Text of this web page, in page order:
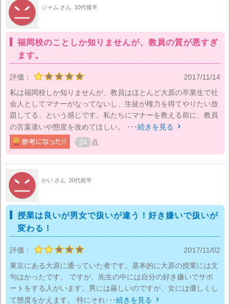
ジャム さん 10代後半
福岡校のことしか知りませんが、教員の質が悪すぎ
ます。
評価：
2017/11/14
私は福岡校しか知りませんが、教員はほとんど大原の卒業生で社
会人としてマナーがなってないし、生徒が権力を得てやりたい放
題してる、という感じです。私たちにマナーを教える前に、教員
の言葉遣いや態度を改めてほしい。 ･･･続きを見る 
24 点
かい さん 20代前半
授業は良いが男女で扱いが違う！好き嫌いで扱いが
変わる！
評価：
2017/11/02
東京にある大原に通っていた者です。基本的に大原の授業には文
句はかったです。 ですが、先生の中には自分の好き嫌いでサポ
ートをする人がいます。男には厳しいのですが、女には優しくし
て態度をかえます。 特にそれ･･･続きを見る 